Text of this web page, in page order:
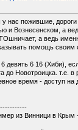
пожившие, дороги
и Вознесенском, а
а ведь
помощь своим
6 16 (Хиби), если
Новотроицка. т.е. в
время - доступ
из Винници в